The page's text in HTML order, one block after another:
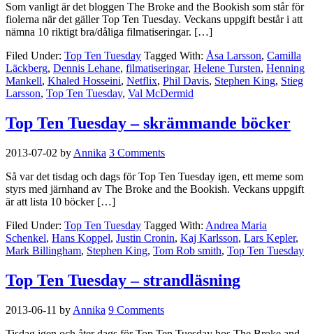
Som vanligt är det bloggen The Broke and the Bookish som står för
fiolerna när det gäller Top Ten Tuesday. Veckans uppgift består i att
nämna 10 riktigt bra/dåliga filmatiseringar. […]
Filed Under: Top Ten Tuesday Tagged With: Åsa Larsson, Camilla
Läckberg, Dennis Lehane, filmatiseringar, Helene Tursten, Henning
Mankell, Khaled Hosseini, Netflix, Phil Davis, Stephen King, Stieg
Larsson, Top Ten Tuesday, Val McDermid
Top Ten Tuesday – skrämmande böcker
2013-07-02 by Annika 3 Comments
Så var det tisdag och dags för Top Ten Tuesday igen, ett meme som
styrs med järnhand av The Broke and the Bookish. Veckans uppgift
är att lista 10 böcker […]
Filed Under: Top Ten Tuesday Tagged With: Andrea Maria
Schenkel, Hans Koppel, Justin Cronin, Kaj Karlsson, Lars Kepler,
Mark Billingham, Stephen King, Tom Rob smith, Top Ten Tuesday
Top Ten Tuesday – strandläsning
2013-06-11 by Annika 9 Comments